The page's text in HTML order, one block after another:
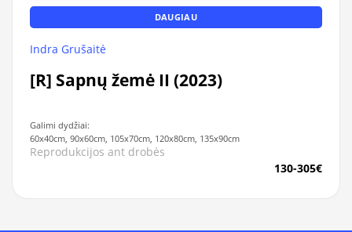
DAUGIAU
Indra Grušaitė
[R] Sapnų žemė II (2023)
Galimi dydžiai:
60x40cm, 90x60cm, 105x70cm, 120x80cm, 135x90cm
Reprodukcijos ant drobės
130-305€